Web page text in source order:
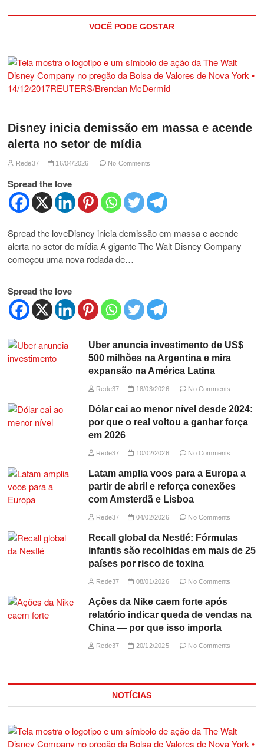
VOCÊ PODE GOSTAR
Disney inicia demissão em massa e acende
alerta no setor de mídia
Rede37 16/04/2026 No Comments
Spread the love
Spread the loveDisney inicia demissão em massa e acende
alerta no setor de mídia A gigante The Walt Disney Company
começou uma nova rodada de…
Spread the love
Uber anuncia investimento de US$
500 milhões na Argentina e mira
expansão na América Latina
Rede37 18/03/2026 No Comments
Dólar cai ao menor nível desde 2024:
por que o real voltou a ganhar força
em 2026
Rede37 10/02/2026 No Comments
Latam amplia voos para a Europa a
partir de abril e reforça conexões
com Amsterdã e Lisboa
Rede37 04/02/2026 No Comments
Recall global da Nestlé: Fórmulas
infantis são recolhidas em mais de 25
países por risco de toxina
Rede37 08/01/2026 No Comments
Ações da Nike caem forte após
relatório indicar queda de vendas na
China — por que isso importa
Rede37 20/12/2025 No Comments
NOTÍCIAS